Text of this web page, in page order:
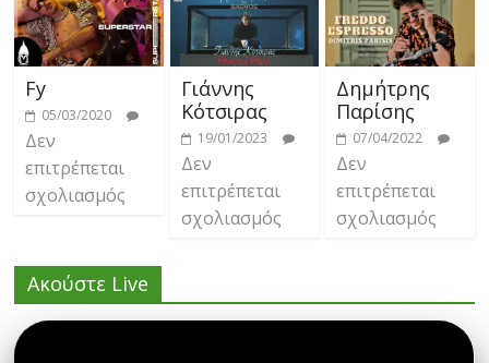
Fy
05/03/2020
Δεν
επιτρέπεται
σχολιασμός
Γιάννης
Κότσιρας
19/01/2023
Δεν
επιτρέπεται
σχολιασμός
Δημήτρης
Παρίσης
07/04/2022
Δεν
επιτρέπεται
σχολιασμός
Ακούστε Live